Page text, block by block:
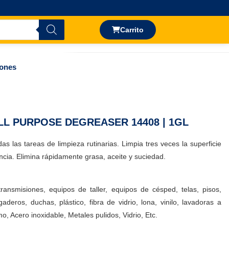
Carrito
PURPOSE DEGREASER 14408 | 1GL
las tareas de limpieza rutinarias. Limpia tres veces la superficie
Elimina rápidamente grasa, aceite y suciedad.
equipos de taller, equipos de césped, telas, pisos,
duchas, plástico, fibra de vidrio, lona, ​​vinilo, lavadoras a
Acero inoxidable, Metales pulidos, Vidrio, Etc.